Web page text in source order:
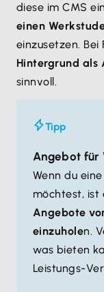
diese im CMS
einen
einzusetzen.
Hintergrund als
sinnvoll.
Tipp
Angebot für
Wenn du
möchtest, ist
Angebote
einzuholen.
was bieten
Leistungs-